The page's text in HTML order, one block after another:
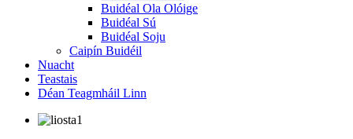
Buidéal Ola Olóige
Buidéal Sú
Buidéal Soju
Caipín Buidéil
Nuacht
Teastais
Déan Teagmháil Linn